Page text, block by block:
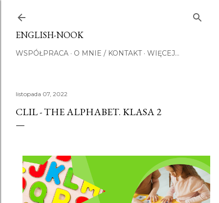
ENGLISH-NOOK
WSPÓŁPRACA O MNIE / KONTAKT WIĘCEJ…
listopada 07, 2022
CLIL - THE ALPHABET. KLASA 2